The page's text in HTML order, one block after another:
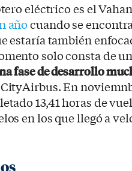
eléctrico es el
añocuando se
estaría también
solo consta de
fase de desarrollo
En
13,41 horas de
en los que llegó a